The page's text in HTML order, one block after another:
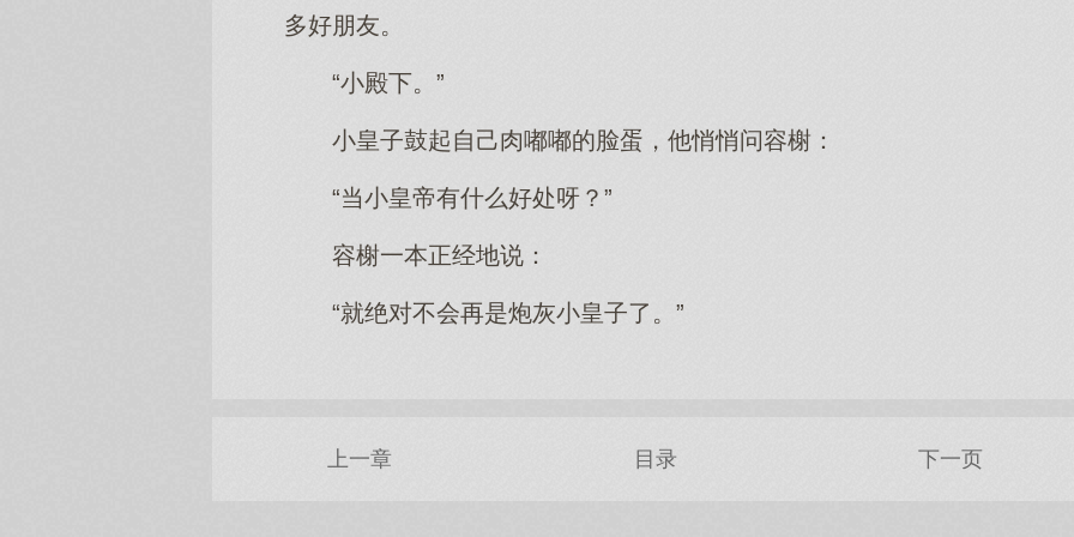
多好朋友。
“小殿下。”
小皇子鼓起自己肉嘟嘟的脸蛋，他悄悄问容榭：
“当小皇帝有什么好处呀？”
容榭一本正经地说：
“就绝对不会再是炮灰小皇子了。”
上一章 目录 下一页